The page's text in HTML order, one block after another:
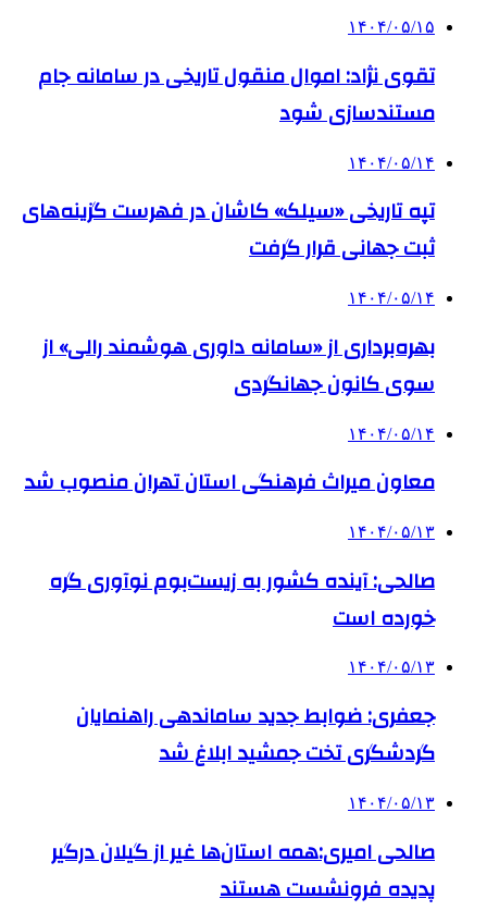
۱۴۰۴/۰۵/۱۵
تقوی نژاد: اموال منقول تاریخی در سامانه جام
مستندسازی شود
۱۴۰۴/۰۵/۱۴
تپه تاریخی «سیلک» کاشان در فهرست گزینه‌های
ثبت جهانی قرار گرفت
۱۴۰۴/۰۵/۱۴
بهره‌برداری از «سامانه داوری هوشمند رالی» از
سوی کانون جهانگردی
۱۴۰۴/۰۵/۱۴
معاون میراث فرهنگی استان تهران منصوب شد
۱۴۰۴/۰۵/۱۳
صالحی: آینده کشور به زیست‌بوم نوآوری گره
خورده است
۱۴۰۴/۰۵/۱۳
جعفری: ضوابط جدید ساماندهی راهنمایان
گردشگری تخت جمشید ابلاغ شد
۱۴۰۴/۰۵/۱۳
صالحی امیری:همه استان‌ها غیر از گیلان درگیر
پدیده فرونشست هستند